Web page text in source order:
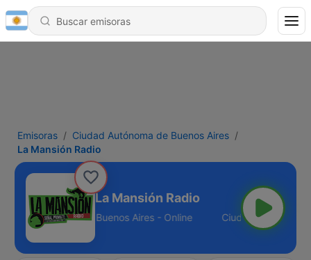
Emisoras
Ciudad Autónoma de Buenos Aires
La Mansión Radio
La Mansión Radio
Autónoma de Buenos Aires - Online